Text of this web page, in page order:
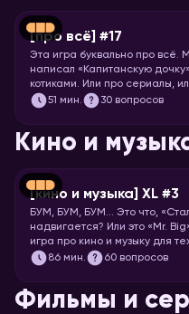
[про всё] #17
Эта игра буквально про всё.
написал «Капитанскую
котиками. Или про сериалы,
технологии. Короче, никаких
кругозор. Погнали играть!
51 мин. 30 вопросов
Кино и
[кино и музыка] XL #3
БУМ, БУМ, БУМ… Это что,
надвигается? Или это «Mr.
игра про кино и музыку для
Вас ждут целых 7 раундов
миску попкорна и запускайте
86 мин. 60 вопросов
Фильмы и